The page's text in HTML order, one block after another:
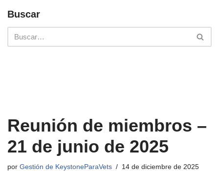
Buscar
Reunión de miembros –
21 de junio de 2025
por Gestión de KeystoneParaVets 14 de diciembre de 2025